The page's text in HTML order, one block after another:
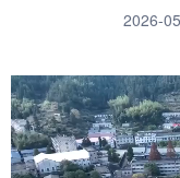
台湾 思
科技
文化
2026-